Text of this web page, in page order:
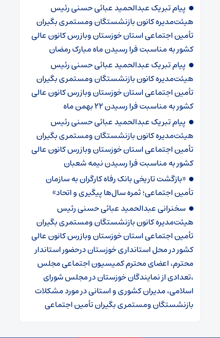
پیام تبریک عبدالحمید عبائی حسنی رئیس
هیئت‌مدیره کانون بازنشستگان ومستمری بگیران
تأمین اجتماعی استان خوزستان وبازرس کانون عالی
کشور به مناسبت فرا رسیدن ماه مبارک رمضان
پیام تبریک عبدالحمید عبائی حسنی رئیس
هیئت‌مدیره کانون بازنشستگان ومستمری بگیران
تأمین اجتماعی استان خوزستان وبازرس کانون عالی
کشور به مناسبت فرا رسیدن ۲۲ بهمن ماه
پیام تبریک عبدالحمید عبائی حسنی رئیس
هیئت‌مدیره کانون بازنشستگان ومستمری بگیران
تأمین اجتماعی استان خوزستان وبازرس کانون عالی
کشور به مناسبت فرا رسیدن نیمه شعبان
«بازگشت تاریخی بانک رفاه کارگران به سازمان
تأمین اجتماعی؛ ثمره سال‌ها پیگیری و اتحاد»
سخنرانی عبدالحمید عبائی حسنی رئیس
هیئت‌مدیره کانون بازنشستگان ومستمری بگیران
تأمین اجتماعی استان خوزستان وبازرس کانون عالی
کشور در محل استانداری خوزستان درحضور استاندار
محترم، اعضای محترم کمیسیون اجتماعی مجلس
،تعدادی از نمایندگان خوزستان در مجلس شورای
اسلامی، مدیران کشوری و استانی در مورد مشکلات
بازنشستگان ومستمری بگیران تأمین اجتماعی